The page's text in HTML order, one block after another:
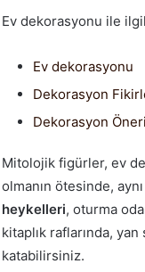
Ev dekorasyonu ile
Ev dekorasyonu
Dekorasyon
Dekorasyon
Mitolojik figürler, ev
olmanın ötesinde,
heykelleri, oturma
kitaplık raflarında,
katabilirsiniz.